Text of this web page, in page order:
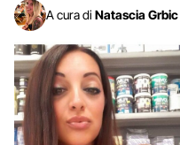
A cura di Natascia Grbic